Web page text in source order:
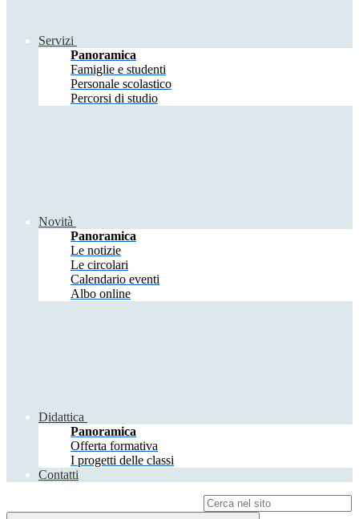
Servizi
Panoramica
Famiglie e studenti
Personale scolastico
Percorsi di studio
Novità
Panoramica
Le notizie
Le circolari
Calendario eventi
Albo online
Didattica
Panoramica
Offerta formativa
I progetti delle classi
Contatti